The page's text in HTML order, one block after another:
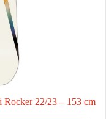
Rocker 22/23 – 153 cm